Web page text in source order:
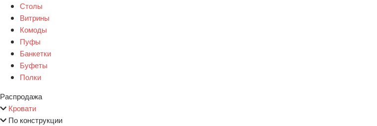
Столы
Витрины
Комоды
Пуфы
Банкетки
Буфеты
Полки
Распродажа
Кровати
По конструкции